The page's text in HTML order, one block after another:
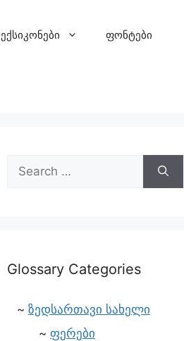
ფონტები
Glossary Categories
ზედსართავი სახელი
ფერები